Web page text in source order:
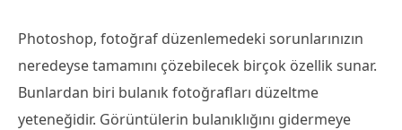
Photoshop, fotoğraf düzenlemedeki sorunlarınızın
neredeyse tamamını çözebilecek birçok özellik sunar.
Bunlardan biri bulanık fotoğrafları düzeltme
yeteneğidir. Görüntülerin bulanıklığını gidermeye